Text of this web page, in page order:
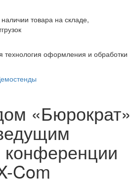
товара на складе,
технология оформления и обработки
«Бюрократ»
конференции
Com